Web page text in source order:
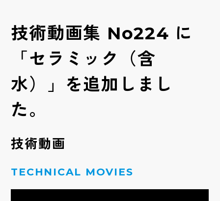
技術動画集 No224 に
「セラミック（含
水）」を追加しまし
た。
技術動画
TECHNICAL MOVIES